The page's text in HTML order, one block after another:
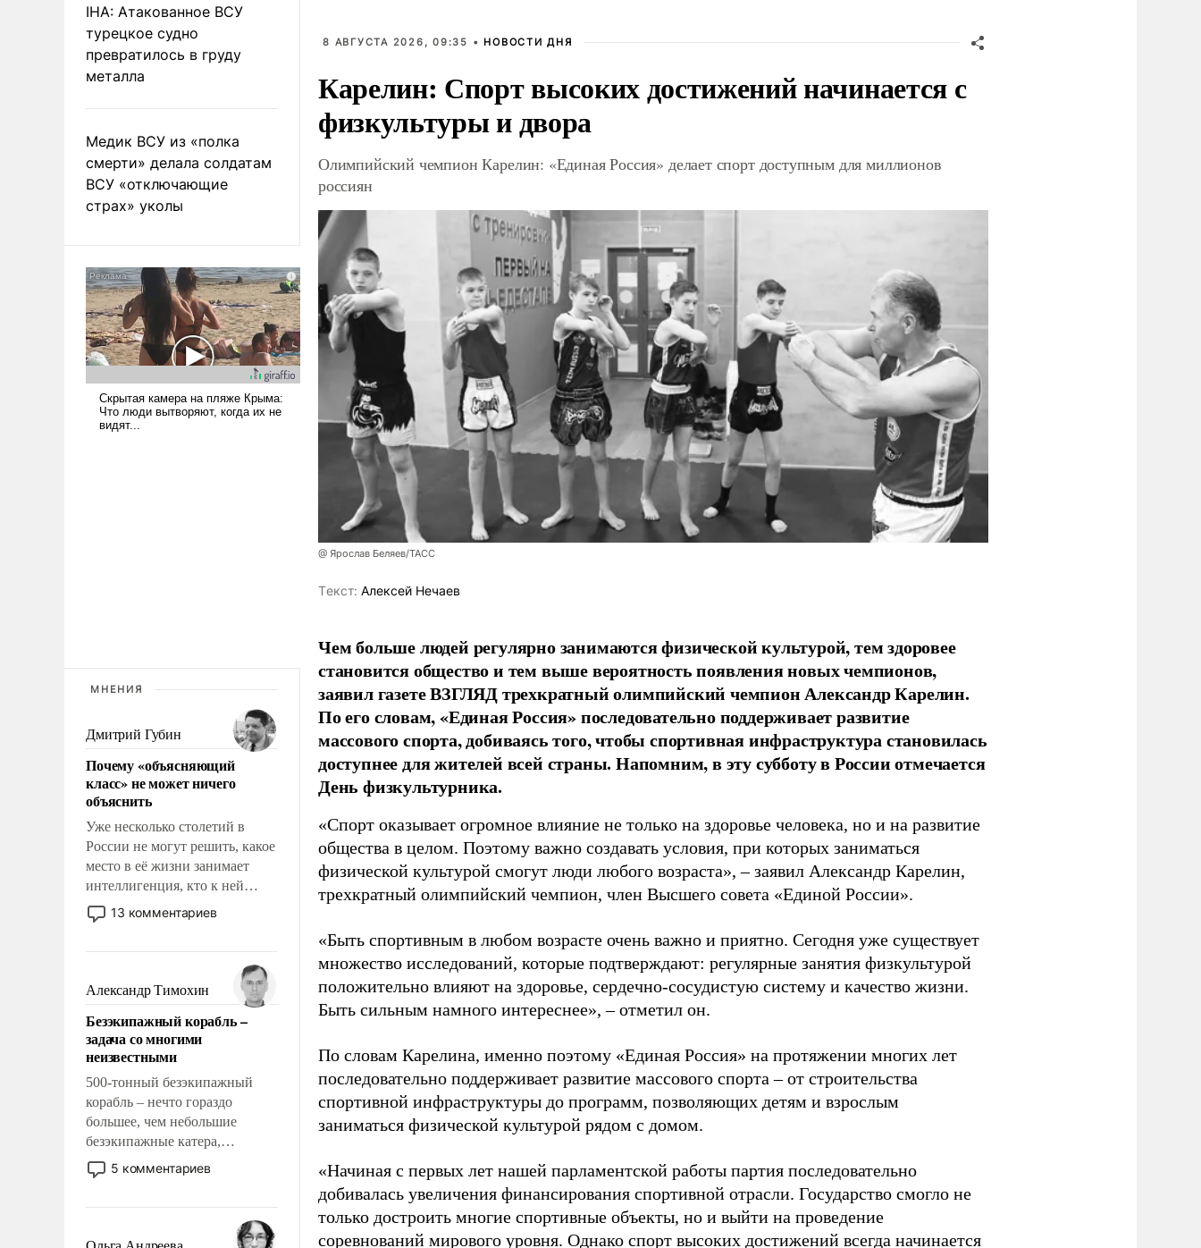
IHA: Атакованное ВСУ
турецкое судно
превратилось в груду
металла
Медик ВСУ из «полка
смерти» делала солдатам
ВСУ «отключающие
страх» уколы
МНЕНИЯ
Дмитрий Губин
Почему «объясняющий
класс» не может ничего
объяснить
Уже несколько столетий в
России не могут решить, какое
место в её жизни занимает
интеллигенция, кто к ней
принадлежит, а кого из неё
исключили с правом
чем она отличается от просто
образованных людей. Иногда
казалось, что эти вопросы
решены раз и навсегда, но –
нет, не решены.
13 комментариев
Александр Тимохин
Безэкипажный корабль –
задача со многими
неизвестными
500-тонный безэкипажный
корабль – нечто гораздо
большее, чем небольшие
безэкипажные катера,
применение которых уже
стало обыденностью. Задача по
сложна и амбициозна. Однако
и ее реализация радикально
5 комментариев
8 АВГУСТА 2026, 09:35 • НОВОСТИ ДНЯ
Карелин: Спорт высоких достижений начинается с
физкультуры и двора
Олимпийский чемпион Карелин: «Единая Россия» делает спорт доступным для миллионов
россиян
@ Ярослав Беляев/ТАСС
Tекст: Алексей Нечаев
Чем больше людей регулярно занимаются физической культурой, тем здоровее
становится общество и тем выше вероятность появления новых чемпионов,
заявил газете ВЗГЛЯД трехкратный олимпийский чемпион Александр Карелин.
По его словам, «Единая Россия» последовательно поддерживает развитие
массового спорта, добиваясь того, чтобы спортивная инфраструктура становилась
доступнее для жителей всей страны. Напомним, в эту субботу в России отмечается
День физкультурника.
«Спорт оказывает огромное влияние не только на здоровье человека, но и на развитие
общества в целом. Поэтому важно создавать условия, при которых заниматься
физической культурой смогут люди любого возраста», – заявил Александр Карелин,
трехкратный олимпийский чемпион, член Высшего совета «Единой России».
«Быть спортивным в любом возрасте очень важно и приятно. Сегодня уже существует
множество исследований, которые подтверждают: регулярные занятия физкультурой
положительно влияют на здоровье, сердечно-сосудистую систему и качество жизни.
Быть сильным намного интереснее», – отметил он.
По словам Карелина, именно поэтому «Единая Россия» на протяжении многих лет
последовательно поддерживает развитие массового спорта – от строительства
спортивной инфраструктуры до программ, позволяющих детям и взрослым
заниматься физической культурой рядом с домом.
«Начиная с первых лет нашей парламентской работы партия последовательно
добивалась увеличения финансирования спортивной отрасли. Государство смогло не
только достроить многие спортивные объекты, но и выйти на проведение
соревнований мирового уровня. Однако спорт высоких достижений всегда начинается